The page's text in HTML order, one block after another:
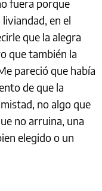
fuera porque
en el
que la alegra
que también la
pareció que había
de que la
no algo que
no arruina, una
elegido o un